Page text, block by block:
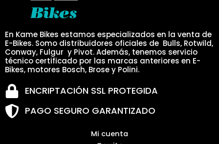
En Kame Bikes estamos especializados en la venta de
E-Bikes. Somo distribuidores oficiales de Bulls, Rotwild,
Conway, Fulgur y Pivot. Además, tenemos servicio
técnico certificado por las marcas anteriores en E-
Bikes, motores Bosch, Brose y Polini.
ENCRIPTACIÓN SSL PROTEGIDA
PAGO SEGURO GARANTIZADO
Mi cuenta